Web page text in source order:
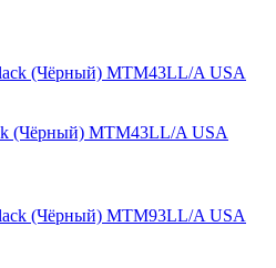
(Чёрный) MTM43LL/A USA